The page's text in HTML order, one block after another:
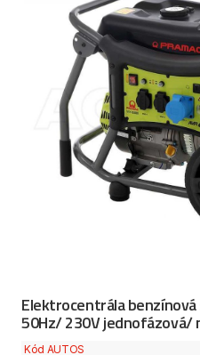
Elektrocentrála
50Hz/ 230V jednofázová/
Kód AUTOS